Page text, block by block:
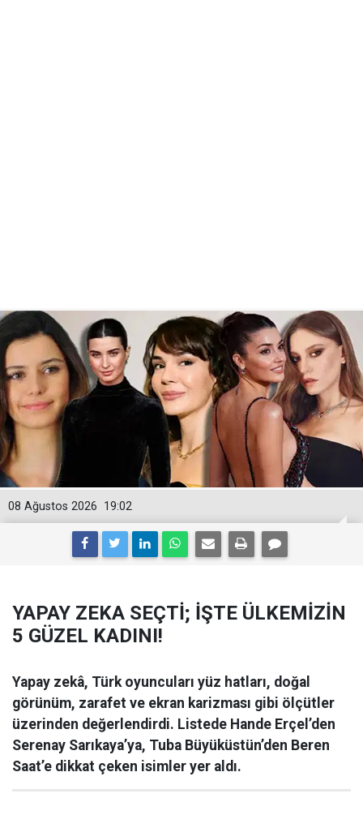
19:02
08 Ağustos 2026
YAPAY ZEKA SEÇTİ; İŞTE ÜLKEMİZİN
5 GÜZEL KADINI!
Yapay zekâ, Türk oyuncuları yüz hatları, doğal
görünüm, zarafet ve ekran karizması gibi ölçütler
üzerinden değerlendirdi. Listede Hande Erçel’den
Serenay Sarıkaya’ya, Tuba Büyüküstün’den Beren
Saat’e dikkat çeken isimler yer aldı.